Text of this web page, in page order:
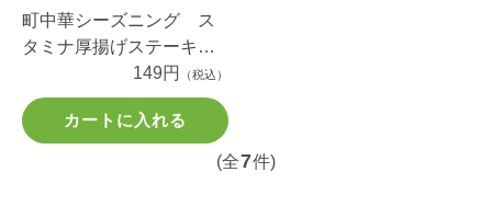
町中華シーズニング ス
タミナ厚揚げステーキ１
149円 （税込）
カートに入れる
(全7件)